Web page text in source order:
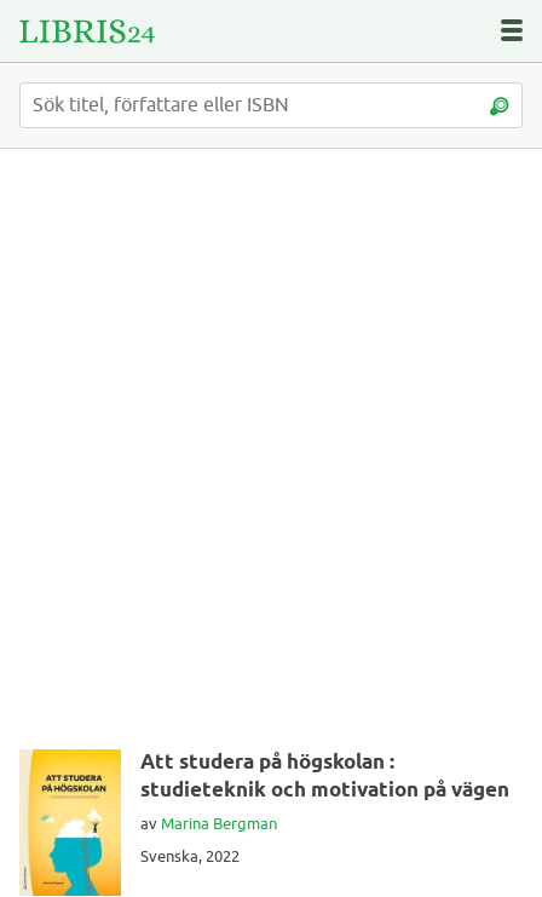
Att studera på högskolan :
studieteknik och motivation på vägen
av Marina Bergman
Svenska, 2022